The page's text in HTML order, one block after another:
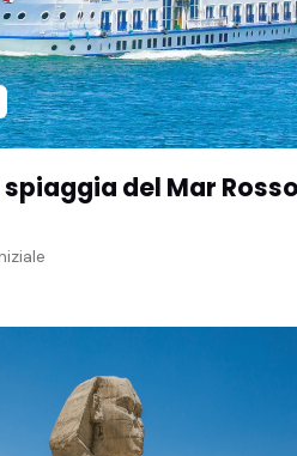
del Mar